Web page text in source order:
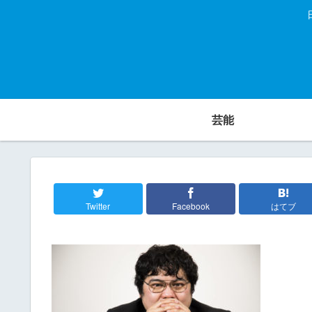
芸能
Twitter Facebook はてブ